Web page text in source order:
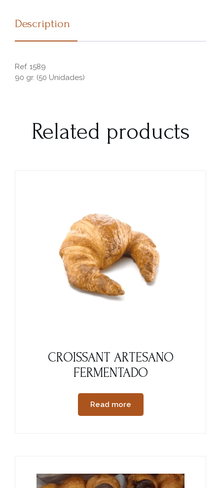
Description
Ref. 1589
90 gr. (50 Unidades)
Related products
CROISSANT ARTESANO
FERMENTADO
Read more